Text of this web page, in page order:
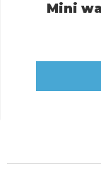
Mini